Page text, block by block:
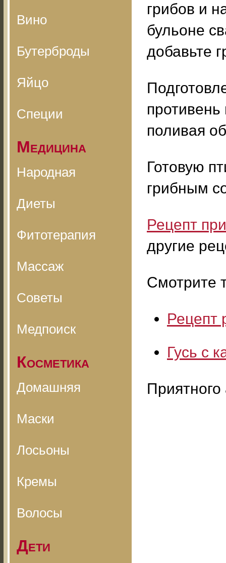
Вино
Бутерброды
Яйцо
Специи
Медицина
Народная
Диеты
Фитотерапия
Массаж
Советы
Медпоиск
Косметика
Домашняя
Маски
Лосьоны
Кремы
Волосы
Дети
грибов и
бульоне
добавьте
противень
поливая
Готовую
грибным
Рецепт
другие
Смотрите
Рецепт
Гусь с
Приятного